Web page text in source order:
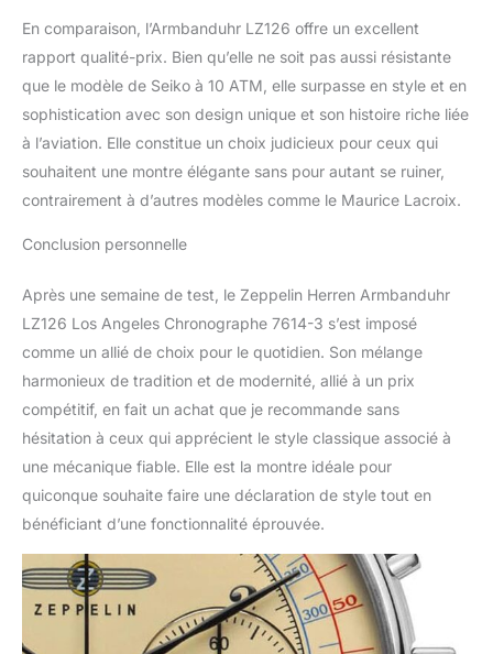
En comparaison, l’Armbanduhr LZ126 offre un excellent
rapport qualité-prix. Bien qu’elle ne soit pas aussi résistante
que le modèle de Seiko à 10 ATM, elle surpasse en style et en
sophistication avec son design unique et son histoire riche liée
à l’aviation. Elle constitue un choix judicieux pour ceux qui
souhaitent une montre élégante sans pour autant se ruiner,
contrairement à d’autres modèles comme le Maurice Lacroix.
Conclusion personnelle
Après une semaine de test, le Zeppelin Herren Armbanduhr
LZ126 Los Angeles Chronographe 7614-3 s’est imposé
comme un allié de choix pour le quotidien. Son mélange
harmonieux de tradition et de modernité, allié à un prix
compétitif, en fait un achat que je recommande sans
hésitation à ceux qui apprécient le style classique associé à
une mécanique fiable. Elle est la montre idéale pour
quiconque souhaite faire une déclaration de style tout en
bénéficiant d’une fonctionnalité éprouvée.